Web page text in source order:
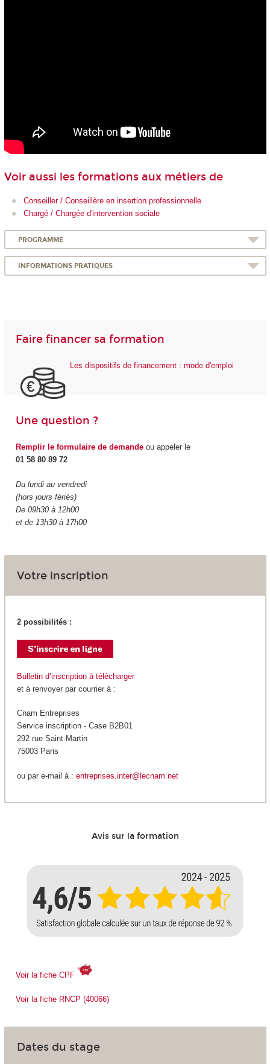
Voir aussi les formations aux métiers de
Conseiller / Conseillère en insertion professionnelle
Chargé / Chargée d'intervention sociale
PROGRAMME
INFORMATIONS PRATIQUES
Faire financer sa formation
Les dispositifs de financement : mode d'emploi
Une question ?
Remplir le formulaire de demandeou appeler le
01 58 80 89 72
Du lundi au vendredi
(hors jours fériés)
De 09h30 à 12h00
et de 13h30 à 17h00
Votre inscription
2 possibilités :
Bulletin d’inscription à télécharger
et à renvoyer par courrier à :
Cnam Entreprises
Service inscription - Case B2B01
292 rue Saint-Martin
75003 Paris
ou par e-mail à : entreprises.inter@lecnam.net
Avis sur la formation
Voir la fiche CPF
Voir la fiche RNCP (40066)
Dates du stage